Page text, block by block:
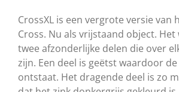
CrossXL is een vergrote versie van
Cross. Nu als vrijstaand object.
twee afzonderlijke delen die over
zijn. Een deel is geëtst waardoor
ontstaat. Het dragende deel is zo